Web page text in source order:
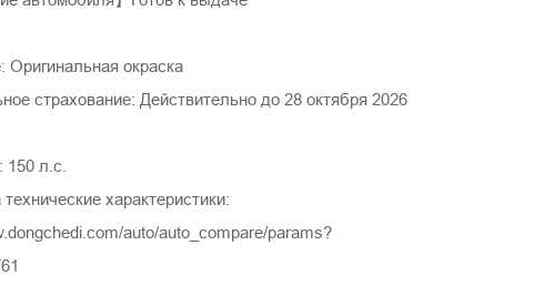
Оригинальная окраска
страхование: Действительно до 28 октября 2026
л.с.
характеристики:
auto/auto_compare/params?